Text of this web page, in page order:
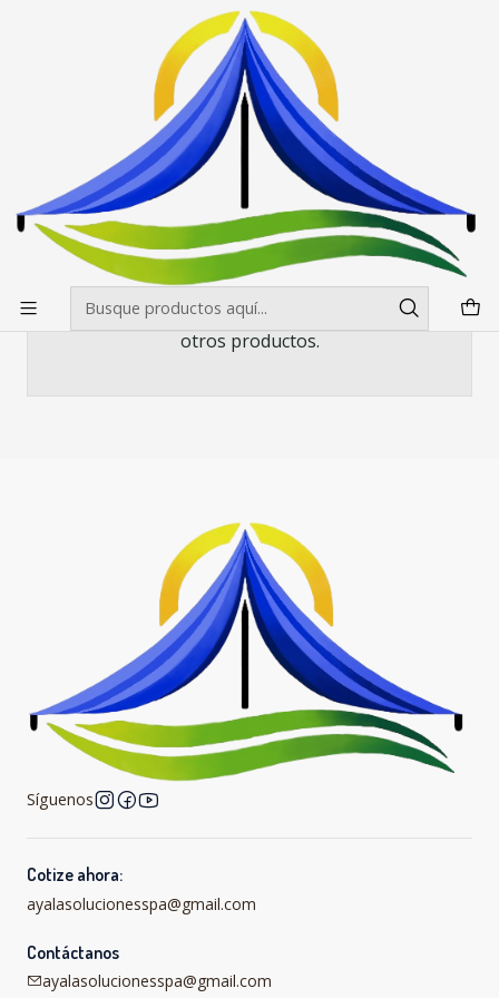
Envíos gratis desde $500.000 en Santiago
Pendones Roller Porta Pendon X Pro 80X 180 cm
Porta Pendon X Pro 80X 180 cm
Todavía no hay productos disponibles aquí
Puedes probar a buscar en otras categorías o
utilizar la barra de búsqueda para encontrar
otros productos.
Síguenos
Cotize ahora:
ayalasolucionesspa@gmail.com
Contáctanos
ayalasolucionesspa@gmail.com